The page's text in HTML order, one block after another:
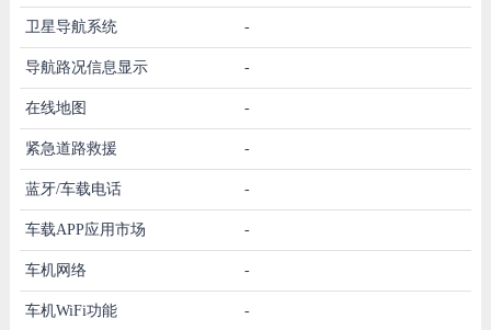
卫星导航系统 -
导航路况信息显示 -
在线地图 -
紧急道路救援 -
蓝牙/车载电话 -
车载APP应用市场 -
车机网络 -
车机WiFi功能 -